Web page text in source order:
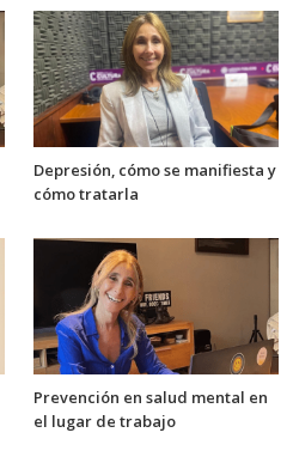
Depresión, cómo se manifiesta y
cómo tratarla
Prevención en salud mental en
el lugar de trabajo